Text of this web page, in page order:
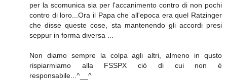
per la scomunica sia per l'accanimento contro di non pochi
contro di loro...Ora il Papa che all'epoca era quel Ratzinger
che disse queste cose, sta mantenendo gli accordi presi
seppur in forma diversa ...
Non diamo sempre la colpa agli altri, almeno in qusto
rispiarmiamo alla FSSPX ciò di cui non è
responsabile...^__^